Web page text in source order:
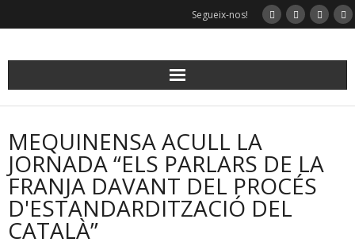
Segueix-nos!
MEQUINENSA ACULL LA
JORNADA “ELS PARLARS DE LA
FRANJA DAVANT DEL PROCÉS
D'ESTANDARDITZACIÓ DEL
CATALÀ”